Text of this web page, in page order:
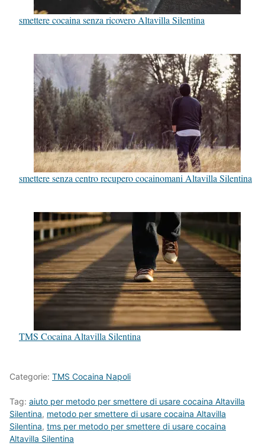
smettere cocaina senza ricovero Altavilla Silentina
smettere senza centro recupero cocainomani Altavilla Silentina
TMS Cocaina Altavilla Silentina
Categorie: TMS Cocaina Napoli
Tag: aiuto per metodo per smettere di usare cocaina Altavilla
Silentina, metodo per smettere di usare cocaina Altavilla
Silentina, tms per metodo per smettere di usare cocaina
Altavilla Silentina